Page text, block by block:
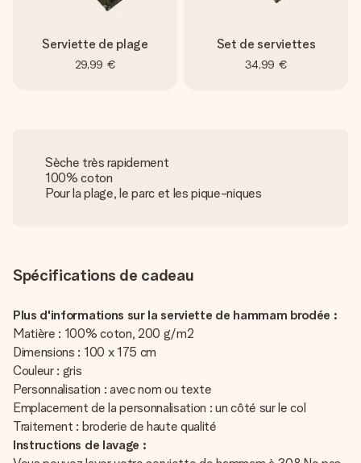
Serviette de plage
29,99 €
Set de serviettes
34,99 €
Sèche très rapidement
100% coton
Pour la plage, le parc et les pique-niques
Spécifications de cadeau
Plus d'informations sur la serviette de hammam brodée :
Matière : 100% coton, 200 g/m2
Dimensions : 100 x 175 cm
Couleur : gris
Personnalisation : avec nom ou texte
Emplacement de la personnalisation : un côté sur le col
Traitement : broderie de haute qualité
Instructions de lavage :